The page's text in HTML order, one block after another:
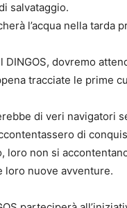
salvataggio.
l’acqua nella tarda
DINGOS, dovremo
tracciate le prime
di veri navigatori
di
loro non si
loro nuove avventure.